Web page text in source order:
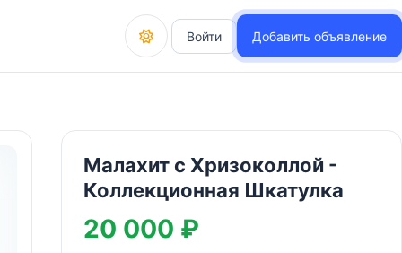
Войти Добавить объявление
20 000 ₽
Малахит с Хризоколлой -
Коллекционная Шкатулка